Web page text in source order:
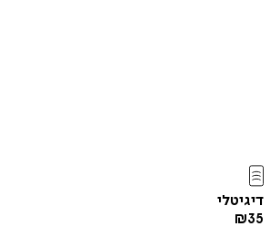
דיגיטלי
₪35